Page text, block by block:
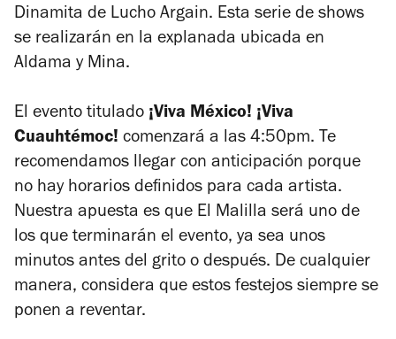
Dinamita de Lucho Argain. Esta serie de shows
se realizarán en la explanada ubicada en
Aldama y Mina.
El evento titulado ¡Viva México! ¡Viva
Cuauhtémoc! comenzará a las 4:50pm. Te
recomendamos llegar con anticipación porque
no hay horarios definidos para cada artista.
Nuestra apuesta es que El Malilla será uno de
los que terminarán el evento, ya sea unos
minutos antes del grito o después. De cualquier
manera, considera que estos festejos siempre se
ponen a reventar.